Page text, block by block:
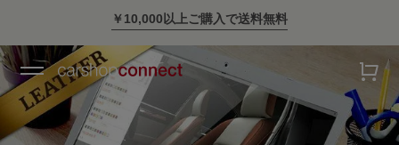
￥10,000以上ご購入で送料無料